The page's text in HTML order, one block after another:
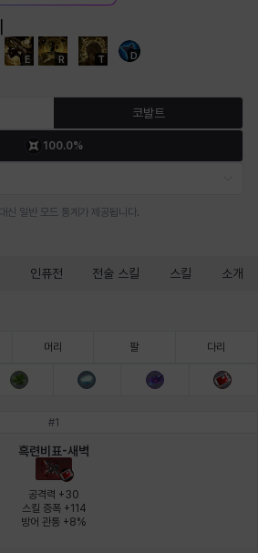
루크 르노어
블레어 비앙카 비형 샬럿
아이작 알렉스 알론소 얀
에키온 엘레나
E R T D
코발트
100.0%
신 일반 모드 통계가 제공됩니다.
인퓨전 전술 스킬 스킬 소개
머리 팔 다리
#1
흑련비표-새벽
공격력 +30
스킬 증폭 +114
방어 관통 +8%